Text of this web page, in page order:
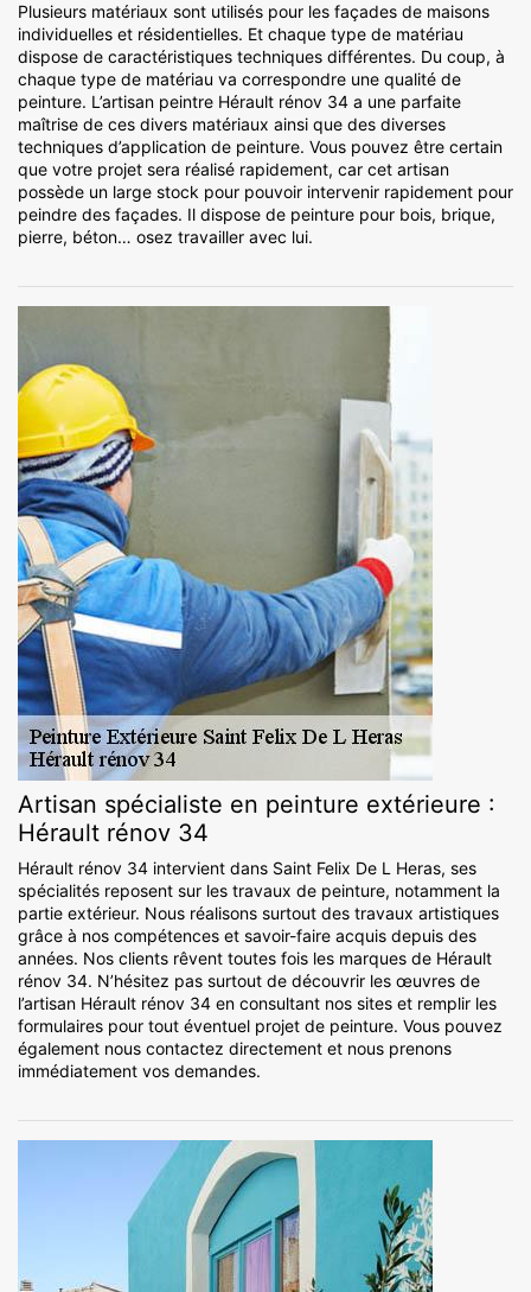
Plusieurs matériaux sont utilisés pour les façades de maisons
individuelles et résidentielles. Et chaque type de matériau
dispose de caractéristiques techniques différentes. Du coup, à
chaque type de matériau va correspondre une qualité de
peinture. L’artisan peintre Hérault rénov 34 a une parfaite
maîtrise de ces divers matériaux ainsi que des diverses
techniques d’application de peinture. Vous pouvez être certain
que votre projet sera réalisé rapidement, car cet artisan
possède un large stock pour pouvoir intervenir rapidement pour
peindre des façades. Il dispose de peinture pour bois, brique,
pierre, béton… osez travailler avec lui.
Artisan spécialiste en peinture extérieure :
Hérault rénov 34
Hérault rénov 34 intervient dans Saint Felix De L Heras, ses
spécialités reposent sur les travaux de peinture, notamment la
partie extérieur. Nous réalisons surtout des travaux artistiques
grâce à nos compétences et savoir-faire acquis depuis des
années. Nos clients rêvent toutes fois les marques de Hérault
rénov 34. N’hésitez pas surtout de découvrir les œuvres de
l’artisan Hérault rénov 34 en consultant nos sites et remplir les
formulaires pour tout éventuel projet de peinture. Vous pouvez
également nous contactez directement et nous prenons
immédiatement vos demandes.